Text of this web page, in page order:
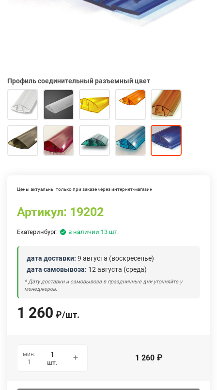
Профиль соединительный разъемный цвет
Цены актуальны только при заказе через интернет-магазин
Артикул: 19202
Екатеринбург: в наличии 13 шт.
дата доставки: 9 августа (воскресенье)
дата самовывоза: 12 августа (среда)
* Дату доставки и самовывоза в праздничные дни уточняйте у
менеджеров.
1 260 ₽/шт.
мин.
1
шт. 1 260 ₽